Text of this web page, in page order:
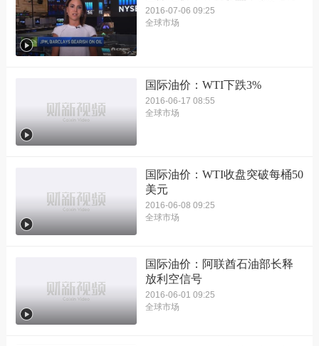
2016-07-06 09:25
全球市场
国际油价：WTI下跌3%
2016-06-17 08:55
全球市场
国际油价：WTI收盘突破每桶50
美元
2016-06-08 09:25
全球市场
国际油价：阿联酋石油部长释
放利空信号
2016-06-01 09:25
全球市场